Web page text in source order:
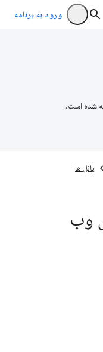
ورود به برنامه
شده است.
پانل ها
وب